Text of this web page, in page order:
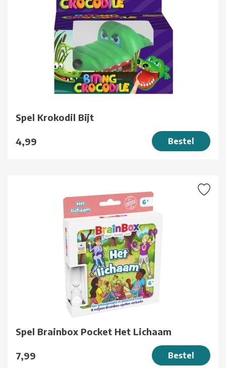
Spel Krokodil Bijt
4,99 Bestel
Spel Brainbox Pocket Het Lichaam
7,99 Bestel